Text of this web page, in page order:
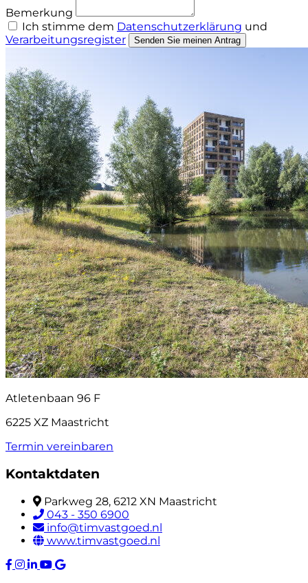
Bemerkung
Ich stimme dem Datenschutzerklärung und
Verarbeitungsregister
Senden Sie meinen Antrag
Atletenbaan 96 F
6225 XZ Maastricht
Termin vereinbaren
Kontaktdaten
Parkweg 28, 6212 XN Maastricht
043 - 350 6900
info@timvastgoed.nl
www.timvastgoed.nl